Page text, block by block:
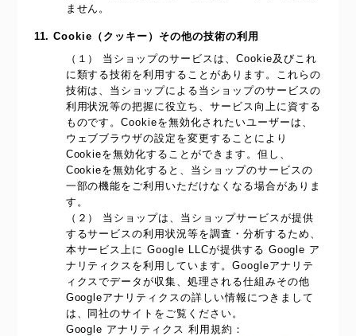
ません。
11. Cookie（クッキー）その他の技術の利用
（１） 当ショップのサービスは、Cookie及びこれ
に類する技術を利用することがあります。これらの
技術は、当ショップによる当ショップのサービスの
利用状況等の把握に役立ち、サービス向上に資する
ものです。Cookieを無効化されたいユーザーは、
ウェブブラウザの設定を変更することにより
Cookieを無効化することができます。但し、
Cookieを無効化すると、当ショップのサービスの
一部の機能をご利用いただけなくなる場合がありま
す。
（２） 当ショップは、当ショップサービスが提供
するサービスの利用状況等を調査・分析するため、
本サービス上に Google LLCが提供する Google ア
ナリティクスを利用しています。Googleアナリテ
ィクスでデータが収集、処理される仕組みその他
Googleアナリティクスの詳しい情報につきまして
は、同社のサイトをご覧ください。
Google アナリティクス 利用規約：